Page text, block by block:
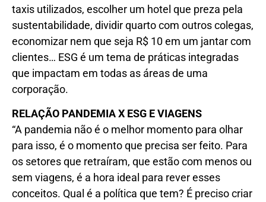
taxis utilizados, escolher um hotel que preza pela
sustentabilidade, dividir quarto com outros colegas,
economizar nem que seja R$ 10 em um jantar com
clientes… ESG é um tema de práticas integradas
que impactam em todas as áreas de uma
corporação.
RELAÇÃO PANDEMIA X ESG E VIAGENS
“A pandemia não é o melhor momento para olhar
para isso, é o momento que precisa ser feito. Para
os setores que retraíram, que estão com menos ou
sem viagens, é a hora ideal para rever esses
conceitos. Qual é a política que tem? É preciso criar